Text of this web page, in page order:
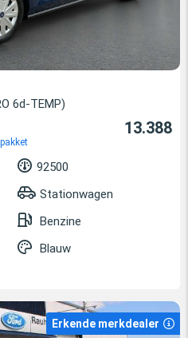
6d-TEMP)
13.388
92500
Stationwagen
Benzine
Blauw
Erkende merkdealer